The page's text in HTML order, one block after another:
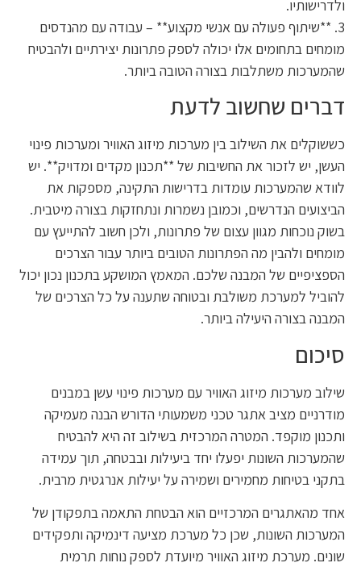
ולדרישותיו.
3. **שיתוף פעולה עם אנשי מקצוע** – עבודה עם מהנדסים
מומחים בתחומים אלו יכולה לספק פתרונות יצירתיים ולהבטיח
שהמערכות משתלבות בצורה הטובה ביותר.
דברים שחשוב לדעת
כששוקלים את השילוב בין מערכות מיזוג האוויר ומערכות פינוי
העשן, יש לזכור את החשיבות של **תכנון מקדים ומדויק**. יש
לוודא שהמערכות עומדות בדרישות התקינה, מספקות את
הביצועים הנדרשים, וכמובן נשמרות ונתחזקות בצורה מיטבית.
בשוק נוכחות מגוון עצום של פתרונות, ולכן חשוב להתייעץ עם
מומחים ולהבין מה הפתרונות הטובים ביותר עבור הצרכים
הספציפיים של המבנה שלכם. המאמץ המושקע בתכנון נכון יכול
להוביל למערכת משולבת ובטוחה שתענה על כל הצרכים של
המבנה בצורה היעילה ביותר.
סיכום
שילוב מערכות מיזוג האוויר עם מערכות פינוי עשן במבנים
מודרניים מציב אתגר טכני משמעותי הדורש הבנה מעמיקה
ותכנון מוקפד. המטרה המרכזית בשילוב זה היא להבטיח
שהמערכות השונות יפעלו יחד ביעילות ובבטחה, תוך עמידה
בתקני בטיחות מחמירים ושמירה על יעילות אנרגטית מרבית.
אחד מהאתגרים המרכזיים הוא הבטחת התאמה בתפקודן של
המערכות השונות, שכן כל מערכת מציעה דינמיקה ותפקידים
שונים. מערכת מיזוג האוויר מיועדת לספק נוחות תרמית